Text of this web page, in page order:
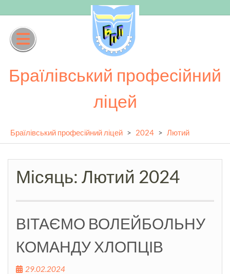
to
content
Браїлівський професійний
ліцей
Браїлівський професійний ліцей > 2024 > Лютий
Місяць: Лютий 2024
ВІТАЄМО ВОЛЕЙБОЛЬНУ
КОМАНДУ ХЛОПЦІВ
29.02.2024